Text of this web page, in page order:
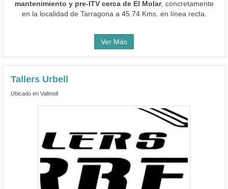
mantenimiento y pre-ITV cerca de El Molar, concretamente
en la localidad de Tarragona a 45.74 Kms. en línea recta.
Ver Más
Tallers Urbell
Ubicado en Vallmoll